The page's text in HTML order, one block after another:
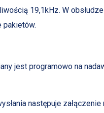
19,1kHz. W
pakietów.
jest programowo na
następuje